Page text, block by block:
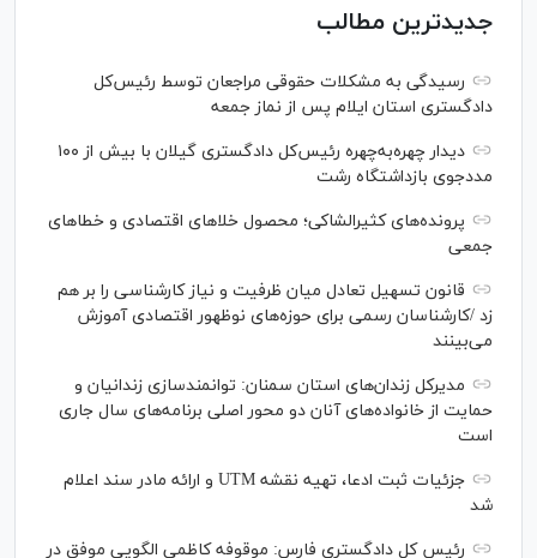
جدیدترین مطالب
رسیدگی به مشکلات حقوقی مراجعان توسط رئیس‌کل
دادگستری استان ایلام پس از نماز جمعه
دیدار چهره‌به‌چهره رئیس‌کل دادگستری گیلان با بیش از ۱۰۰
مددجوی بازداشتگاه رشت
پرونده‌های کثیرالشاکی؛ محصول خلا‌های اقتصادی و خطا‌های
جمعی
قانون تسهیل تعادل میان ظرفیت و نیاز کارشناسی را بر هم
زد /کارشناسان رسمی برای حوزه‌های نوظهور اقتصادی آموزش
می‌بینند
مدیرکل زندان‌های استان سمنان: توانمندسازی زندانیان و
حمایت از خانواده‌های آنان دو محور اصلی برنامه‌های سال جاری
است
جزئیات ثبت ادعا، تهیه نقشه UTM و ارائه مادر سند اعلام
شد
رئیس کل دادگستری فارس: موقوفه کاظمی الگویی موفق در